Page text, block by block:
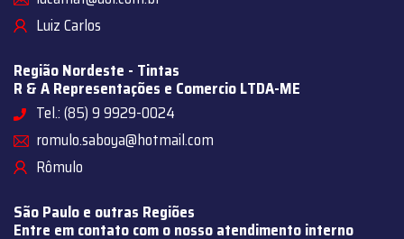
Luiz Carlos
Região Nordeste - Tintas
R & A Representações e Comercio LTDA-ME
Tel.: (85) 9 9929-0024
romulo.saboya@hotmail.com
Rômulo
São Paulo e outras Regiões
Entre em contato com o nosso atendimento interno